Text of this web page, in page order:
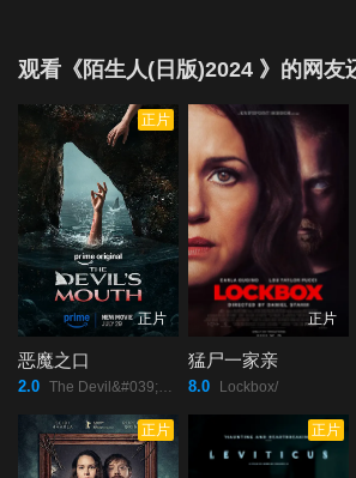
观看《陌生人(日版)2024 》的网友
正片
正片
恶魔之口
2.0 The Devil&#039;s Mouth/
正片
猛尸一家亲
8.0 Lockbox/
正片 正片